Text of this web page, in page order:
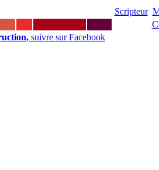
Scripteur
suivre sur Facebook